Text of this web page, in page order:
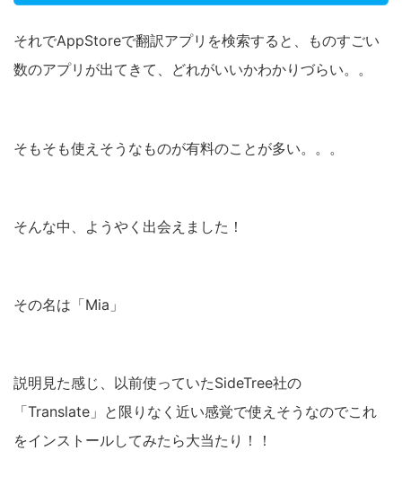
それでAppStoreで翻訳アプリを検索すると、ものすごい
数のアプリが出てきて、どれがいいかわかりづらい。。
そもそも使えそうなものが有料のことが多い。。。
そんな中、ようやく出会えました！
その名は「Mia」
説明見た感じ、以前使っていたSideTree社の
「Translate」と限りなく近い感覚で使えそうなのでこれ
をインストールしてみたら大当たり！！